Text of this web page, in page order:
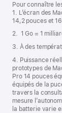
de
page
de
bas
de
page
Pour connaître
1. L’écran des
14,2 pouces et
2. 1 Go = 1
3. À des
4. Puissance
prototypes de
Pro 14 pouces
équipés de la
travers la
mesure
la batterie varie